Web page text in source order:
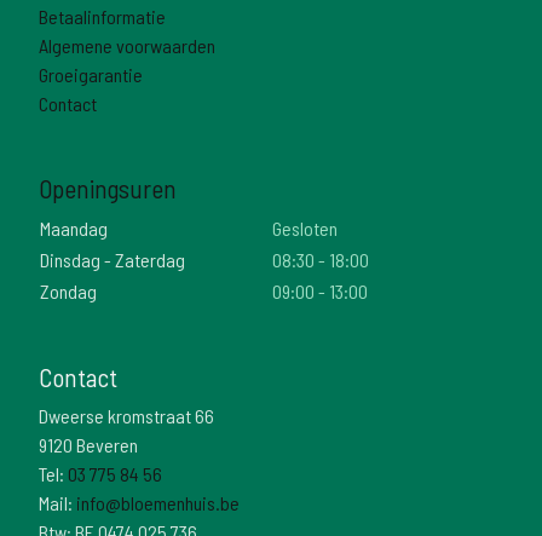
Betaalinformatie
Algemene voorwaarden
Groeigarantie
Contact
Openingsuren
Maandag
Gesloten
Dinsdag - Zaterdag
08:30 - 18:00
Zondag
09:00 - 13:00
Contact
Dweerse kromstraat 66
9120 Beveren
Tel: 03 775 84 56
Mail: info@bloemenhuis.be